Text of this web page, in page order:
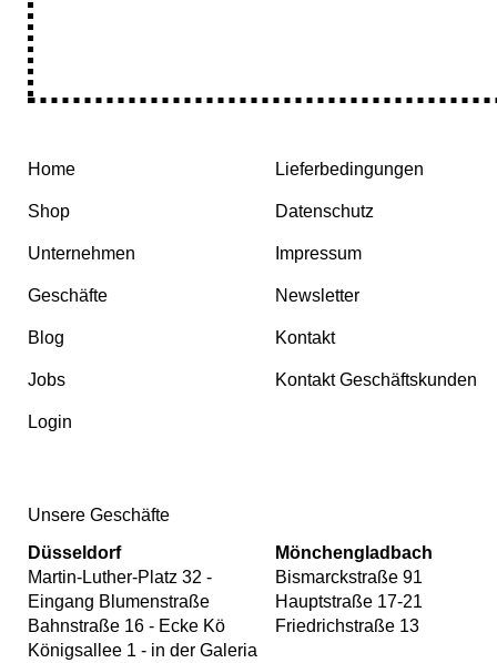
Home
Shop
Unternehmen
Geschäfte
Blog
Jobs
Login
Lieferbedingungen
Datenschutz
Impressum
Newsletter
Kontakt
Kontakt Geschäftskunden
Unsere Geschäfte
Düsseldorf
Martin-Luther-Platz 32 -
Eingang Blumenstraße
Bahnstraße 16 - Ecke Kö
Königsallee 1 - in der Galeria
Mönchengladbach
Bismarckstraße 91
Hauptstraße 17-21
Friedrichstraße 13